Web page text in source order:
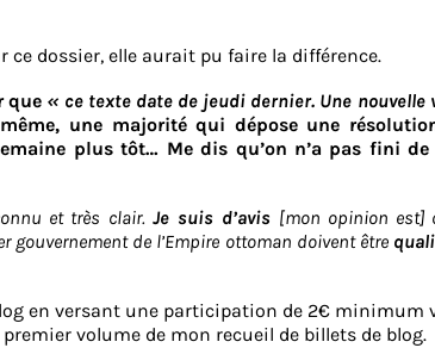
ce dossier, elle aurait pu faire la différence.
que « ce texte date de jeudi dernier. Une nouvelle
une majorité qui dépose une
plus tôt… Me dis qu’on n’a pas fini de
et très clair. Je suis d’avis [mon opinion est]
gouvernement de l’Empire ottoman doivent être
en versant une participation de 2€ minimum
volume de mon recueil de billets de blog.